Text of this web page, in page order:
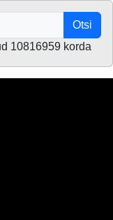
Otsi
10816959 korda